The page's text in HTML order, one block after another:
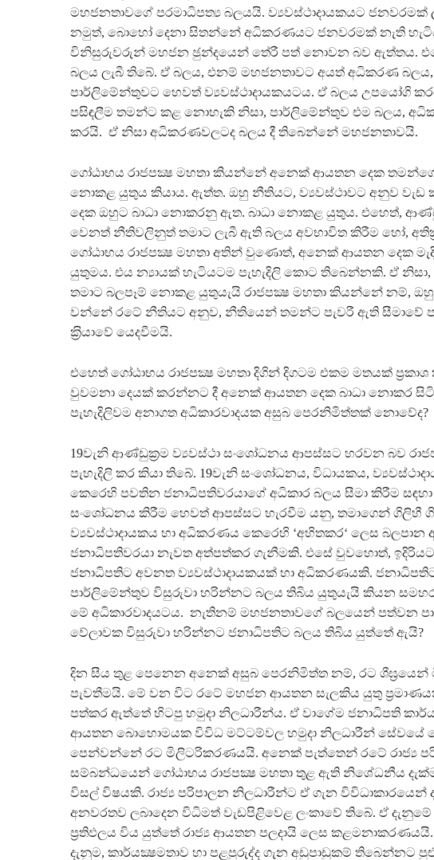
මහජනතාවගේ පරමාධිපත්‍ය බලයයි. ව්‍යවස්ථාදායකයට ජනවරමක්
නමුත්, බොහෝ දෙනා සිතන්නේ අධිකරණයට ජනවරමක් නැති
විනිසුරුවරුන් මහජන ඡුන්දයෙන් තේරී පත් නොවන බව ඇත්තය.
බලය ලැබී තිබේ. ඒ බලය, එනම් මහජනතාවට අයත් අධිකරණ
පාර්ලිමේන්තුවට හෙවත් ව්‍යවස්ථාදායකයටය. ඒ බලය උපයෝගි
පසිඳලීම තමන්ට කළ නොහැකි නිසා, පාර්ලිමේන්තුව එම බලය,
කරයි. ඒ නිසා අධිකරණවලටද බලය දී තිබෙන්නේ මහජනතාවයි.
ගෝඨාභය රාජපක්‍ෂ මහතා කියන්නේ අනෙක් ආයතන දෙක තමන්ගේ
නොකළ යුතුය කියාය. ඇත්ත. ඔහු නීතියට, ව්‍යවස්ථාවට අනුව
දෙක ඔහුට බාධා නොකරනු ඇත. බාධා නොකළ යුතුය. එහෙත්,
වෙනත් නීතිවලිනුත් තමාට ලැබී ඇති බලය අවභාවිත කිරීම හෝ,
ගෝඨාභය රාජපක්‍ෂ මහතා අතින් වුණොත්, අනෙක් ආයතන දෙක
යුතුමය. එය න්‍යායක් හැටියටම පැහැදිලි කොට තිබෙන්නකි. ඒ
තමාට බලපෑම් නොකළ යුතුයැයි රාජපක්‍ෂ මහතා කියන්නේ නම්,
වන්නේ රටේ නීතියට අනුව, නීතියෙන් තමන්ට පැවරී ඇති සීමාවේ
ක‍්‍රියාවේ යෙදවීමයි.
එහෙත් ගෝඨාභය රාජපක්‍ෂ මහතා දිගින් දිගටම එකම මතයක්
වුවමනා දෙයක් කරන්නට දී අනෙක් ආයතන දෙක බාධා නොකර
පැහැදිලිවම අනාගත අධිකාරවාදයක අසුබ පෙරනිමිත්තක් නොවේද?
19වැනි ආණ්ඩුක‍්‍රම ව්‍යවස්ථා සංශෝධනය ආපස්සට හරවන බව
පැහැදිලි කර කියා තිබේ. 19වැනි සංශෝධනය, විධායකය,
කෙරෙහි පවතින ජනාධිපතිවරයාගේ අධිකාර බලය සීමා කිරීම
සංශෝධනය කිරීම හෙවත් ආපස්සට හැරවීම යනු, තමාගෙන් ගිලිහී
ව්‍යවස්ථාදායකය හා අධිකරණය කෙරෙහි ‘අහිතකර‘ ලෙස බලපාන
ජනාධිපතිවරයා නැවත අත්පත්කර ගැනීමකි. එසේ වුවහොත්,
ජනාධිපතිට අවනත ව්‍යවස්ථාදායකයක් හා අධිකරණයකි.
පාර්ලිමේන්තුව විසුරුවා හරින්නට බලය තිබිය යුතුයැයි කියන
මේ අධිකාරවාදයටය. නැතිනම් මහජනතාවගේ බලයෙන් පත්වන
වේලාවක විසුරුවා හරින්නට ජනාධිපතිට බලය තිබිය යුත්තේ ඇයි?
දින සීය තුළ පෙනෙන අනෙක් අසුබ පෙරනිමිත්ත නම්, රට
පැවතීමයි. මේ වන විට රටේ මහජන ආයතන සැලකිය යුතු
පත්කර ඇත්තේ හිටපු හමුදා නිලධාරීන්ය. ඒ වාගේම ජනාධිපති
ආයතන බොහොමයක විවිධ මට්ටම්වල හමුදා නිලධාරීන් සේවයේ
පෙන්වන්නේ රට මිලිටරිකරණයයි. අනෙක් පැත්තෙන් රටේ රාජ්‍ය
සම්බන්ධයෙන් ගෝඨාභය රාජපක්‍ෂ මහතා තුළ ඇති නිශේධනීය
විසල් විෂයකි. රාජ්‍ය පරිපාලන නිලධාරීන්ට ඒ ගැන විවිධාකාරයෙන්
අනවරතව ලබාදෙන විධිමත් වැඩපිළිවෙළ ලංකාවේ තිබේ. ඒ
ප‍්‍රතිඵලය විය යුත්තේ රාජ්‍ය ආයතන පලදායි ලෙස
දැනුම, කාර්යක්‍ෂමතාව හා පළපුරුද්ද ගැන අඩුපාඩුකම් තිබෙන්නට